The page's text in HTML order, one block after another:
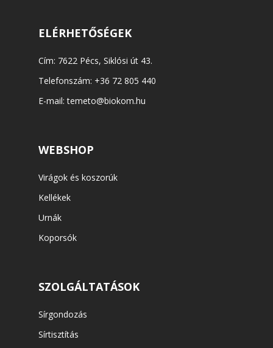
ELÉRHETŐSÉGEK
Cím: 7622 Pécs, Siklósi út 43.
Telefonszám: +36 72 805 440
E-mail:temeto@biokom.hu
WEBSHOP
Virágok és koszorúk
Kellékek
Urnák
Koporsók
SZOLGÁLTATÁSOK
Sírgondozás
Sírtisztítás